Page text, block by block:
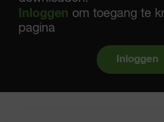
Inloggen om toegang te
pagina
Inloggen